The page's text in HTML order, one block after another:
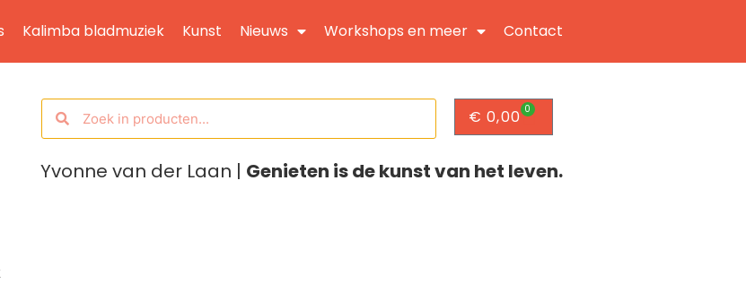
Kalimba bladmuziek Kunst Nieuws Workshops en meer Contact
€ 0,00 0
Yvonne van der Laan | Genieten is de kunst van het leven.